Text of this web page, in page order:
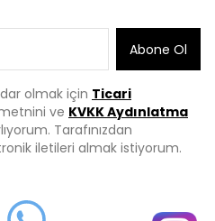
Abone Ol
olmak için Ticari
ve KVKK Aydınlatma
Tarafınızdan
iletileri almak istiyorum.